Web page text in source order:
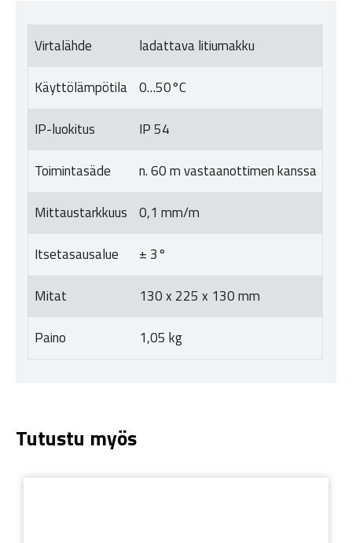
Virtalähde ladattava litiumakku
Käyttölämpötila 0…50°C
IP-luokitus IP 54
Toimintasäde n. 60 m vastaanottimen kanssa
Mittaustarkkuus 0,1 mm/m
Itsetasausalue ± 3°
Mitat 130 x 225 x 130 mm
Paino 1,05 kg
Tutustu myös